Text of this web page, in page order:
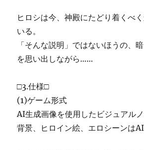
ヒロシは今、神殿にたどり着くべ
いる。
「そんな説明」ではないほうの、
を思い出しながら……
□3.仕様□
(1)ゲーム形式
AI生成画像を使用したビジュアルノ
背景、ヒロイン絵、エロシーンはAI